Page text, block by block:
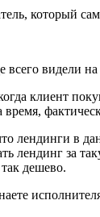
который сам
видели на
клиент
лендинги в
лендинг за
дешево.